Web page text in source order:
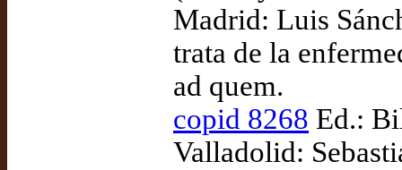
Madrid: Luis
trata de la
ad quem.
copid 8268 Ed.:
Valladolid: